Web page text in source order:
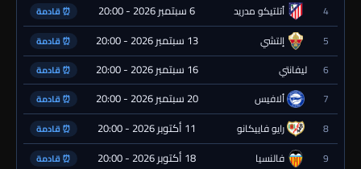
4 أتلتيكو مدريد 6 سبتمبر 2026 - 20:00 ⏰ قادمة
5 إلتشي 13 سبتمبر 2026 - 20:00 ⏰ قادمة
6 ليفانتي 16 سبتمبر 2026 - 20:00 ⏰ قادمة
7 ألافيس 20 سبتمبر 2026 - 20:00 ⏰ قادمة
8 رايو فاييكانو 11 أكتوبر 2026 - 20:00 ⏰ قادمة
9 فالنسيا 18 أكتوبر 2026 - 20:00 ⏰ قادمة